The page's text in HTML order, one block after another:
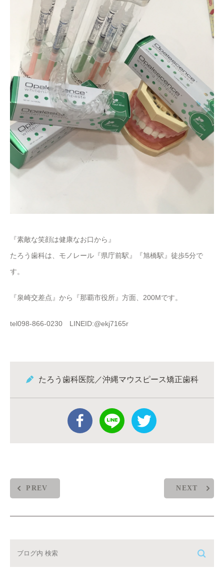
『素敵な笑顔は健康なお口から』
たろう歯科は、モノレール『県庁前駅』『旭橋駅』徒歩5分で
す。
『泉崎交差点』から『那覇市役所』方面、200Mです。
tel098-866-0230 LINEID:@ekj7165r
たろう歯科医院／沖縄マウスピース矯正歯科
PREV NEXT